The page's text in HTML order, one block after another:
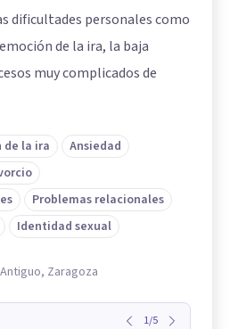
dificultades personales como
de la ira, la baja
muy complicados de
de la ira
Ansiedad
Problemas relacionales
Identidad sexual
Zaragoza
1/5